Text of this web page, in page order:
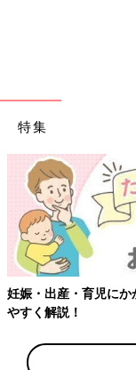
特集
妊娠・出産・育児に
やすく解説！